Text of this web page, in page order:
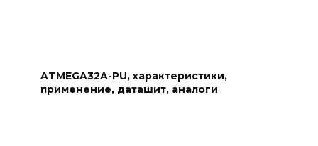
ATMEGA32A-PU, характеристики,
применение, даташит, аналоги